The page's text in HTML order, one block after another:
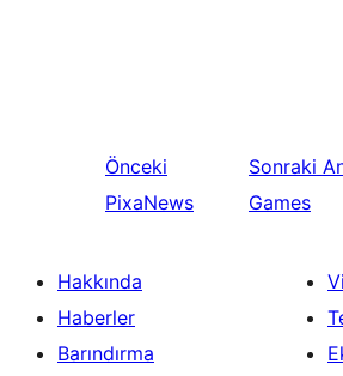
Önceki
PixaNews
Sonraki
Games
Hakkında
Haberler
Barındırma